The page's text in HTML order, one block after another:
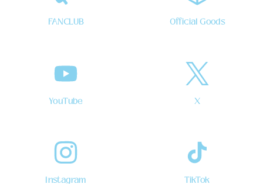
FANCLUB Official Goods
YouTube X
Instagram TikTok